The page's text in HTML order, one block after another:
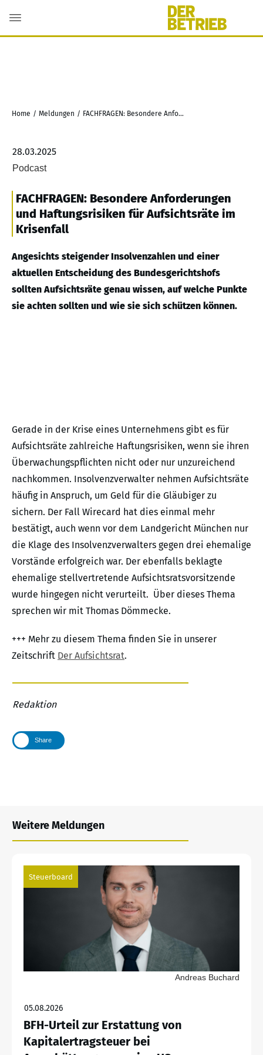
Home / Meldungen / FACHFRAGEN: Besondere Anforderungen und Haftungsrisiken für Aufsichtsräte im Krisenfall
28.03.2025
Podcast
FACHFRAGEN: Besondere Anforderungen
und Haftungsrisiken für Aufsichtsräte im
Krisenfall
Angesichts steigender Insolvenzahlen und einer
aktuellen Entscheidung des Bundesgerichtshofs
sollten Aufsichtsräte genau wissen, auf welche Punkte
sie achten sollten und wie sie sich schützen können.
Gerade in der Krise eines Unternehmens gibt es für
Aufsichtsräte zahlreiche Haftungsrisiken, wenn sie ihren
Überwachungspflichten nicht oder nur unzureichend
nachkommen. Insolvenzverwalter nehmen Aufsichtsräte
häufig in Anspruch, um Geld für die Gläubiger zu
sichern. Der Fall Wirecard hat dies einmal mehr
bestätigt, auch wenn vor dem Landgericht München nur
die Klage des Insolvenzverwalters gegen drei ehemalige
Vorstände erfolgreich war. Der ebenfalls beklagte
ehemalige stellvertretende Aufsichtsratsvorsitzende
wurde hingegen nicht verurteilt. Über dieses Thema
sprechen wir mit Thomas Dömmecke.
+++ Mehr zu diesem Thema finden Sie in unserer
Zeitschrift Der Aufsichtsrat.
Redaktion
Share
Weitere Meldungen
Steuerboard
Andreas Buchard
05.08.2026
BFH-Urteil zur Erstattung von
Kapitalertragsteuer bei